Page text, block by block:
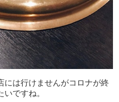
は行けませんがコロナが終
ですね。